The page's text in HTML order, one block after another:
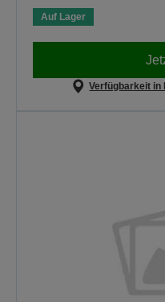
Auf Lager
Verfügbarkeit in